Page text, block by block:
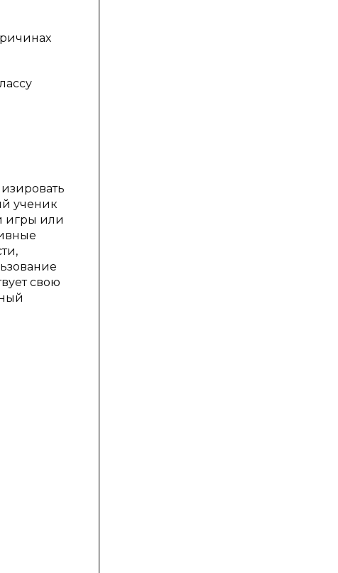
ученик
игры или
свою